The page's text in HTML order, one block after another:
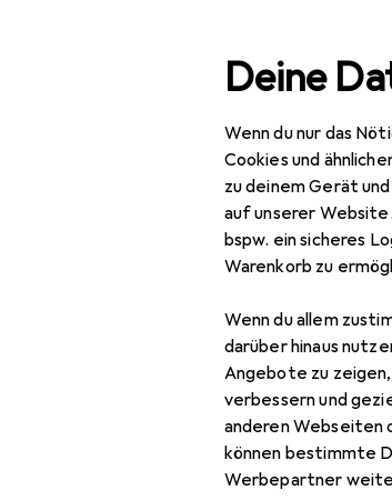
Deine
Wenn du nur das
Cookies und
zu deinem Gerät
auf unserer
bspw. ein sicheres
Warenkorb zu
Wenn du allem
darüber hinaus
Angebote zu
verbessern und
anderen Webseiten
können bestimmte
Werbepartner
Navigation nach Kategorien
Hier findest
Beliebt